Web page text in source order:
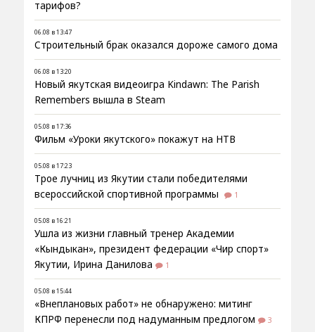
тарифов?
06.08 в 13:47
Строительный брак оказался дороже самого дома
06.08 в 13:20
Новый якутская видеоигра Kindawn: The Parish
Remembers вышла в Steam
05.08 в 17:36
Фильм «Уроки якутского» покажут на НТВ
05.08 в 17:23
Трое лучниц из Якутии стали победителями
всероссийской спортивной программы
1
05.08 в 16:21
Ушла из жизни главный тренер Академии
«Кындыкан», президент федерации «Чир спорт»
Якутии, Ирина Данилова
1
05.08 в 15:44
«Внеплановых работ» не обнаружено: митинг
КПРФ перенесли под надуманным предлогом
3